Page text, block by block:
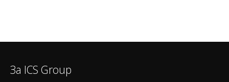
За ICS Group